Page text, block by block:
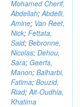
Mohamed Cherif,
Abdellah;Abdelli,
Amine; Van Reet,
Nick; Fettata,
Said; Bebronne,
Nicolas; Dehou,
Sara; Geerts,
Manon; Balharbi,
Fatima; Bouzid,
Riad;Ait-Oudhia,
Khatima